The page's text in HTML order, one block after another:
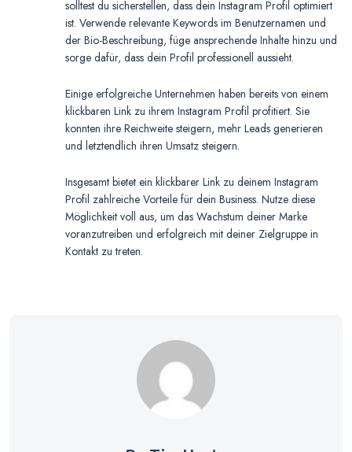
solltest du sicherstellen, dass dein Instagram Profil optimiert
ist. Verwende relevante Keywords im Benutzernamen und
der Bio-Beschreibung, füge ansprechende Inhalte hinzu und
sorge dafür, dass dein Profil professionell aussieht.
Einige erfolgreiche Unternehmen haben bereits von einem
klickbaren Link zu ihrem Instagram Profil profitiert. Sie
konnten ihre Reichweite steigern, mehr Leads generieren
und letztendlich ihren Umsatz steigern.
Insgesamt bietet ein klickbarer Link zu deinem Instagram
Profil zahlreiche Vorteile für dein Business. Nutze diese
Möglichkeit voll aus, um das Wachstum deiner Marke
voranzutreiben und erfolgreich mit deiner Zielgruppe in
Kontakt zu treten.